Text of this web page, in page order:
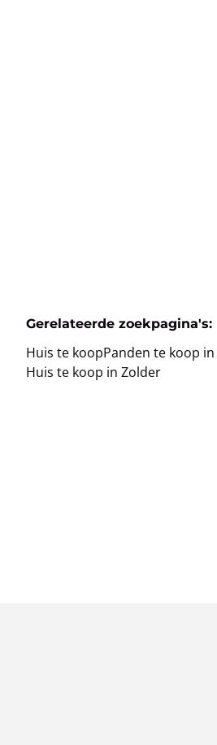
Gerelateerde zoekpagina's:
Huis te koopPanden te koop
Huis te koop in Zolder